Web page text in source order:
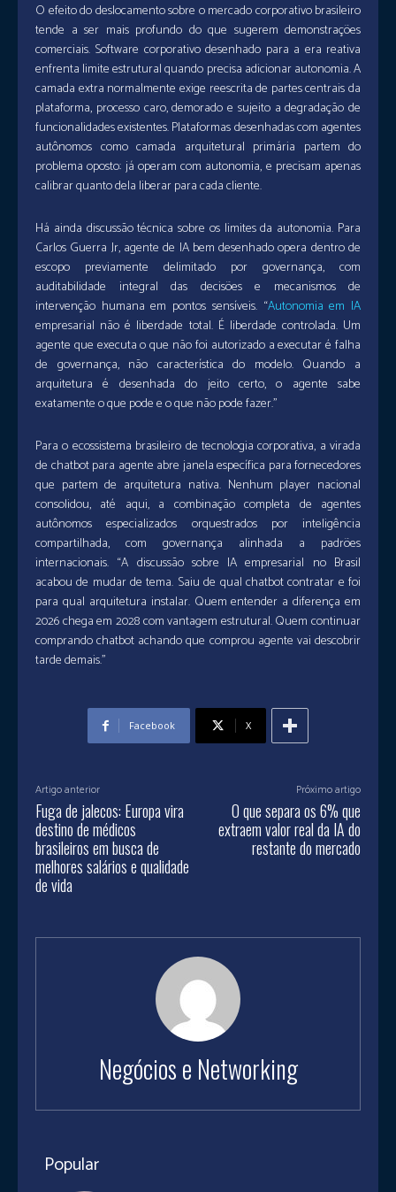
O efeito do deslocamento sobre o mercado corporativo brasileiro
tende a ser mais profundo do que sugerem demonstrações
comerciais. Software corporativo desenhado para a era reativa
enfrenta limite estrutural quando precisa adicionar autonomia. A
camada extra normalmente exige reescrita de partes centrais da
plataforma, processo caro, demorado e sujeito a degradação de
funcionalidades existentes. Plataformas desenhadas com agentes
autônomos como camada arquitetural primária partem do
problema oposto: já operam com autonomia, e precisam apenas
calibrar quanto dela liberar para cada cliente.
Há ainda discussão técnica sobre os limites da autonomia. Para
Carlos Guerra Jr, agente de IA bem desenhado opera dentro de
escopo previamente delimitado por governança, com
auditabilidade integral das decisões e mecanismos de
intervenção humana em pontos sensíveis. “Autonomia em IA
empresarial não é liberdade total. É liberdade controlada. Um
agente que executa o que não foi autorizado a executar é falha
de governança, não característica do modelo. Quando a
arquitetura é desenhada do jeito certo, o agente sabe
exatamente o que pode e o que não pode fazer.”
Para o ecossistema brasileiro de tecnologia corporativa, a virada
de chatbot para agente abre janela específica para fornecedores
que partem de arquitetura nativa. Nenhum player nacional
consolidou, até aqui, a combinação completa de agentes
autônomos especializados orquestrados por inteligência
compartilhada, com governança alinhada a padrões
internacionais. “A discussão sobre IA empresarial no Brasil
acabou de mudar de tema. Saiu de qual chatbot contratar e foi
para qual arquitetura instalar. Quem entender a diferença em
2026 chega em 2028 com vantagem estrutural. Quem continuar
comprando chatbot achando que comprou agente vai descobrir
tarde demais.”
Facebook X
Artigo anterior
Fuga de jalecos: Europa vira
destino de médicos
brasileiros em busca de
melhores salários e qualidade
de vida
Próximo artigo
O que separa os 6% que
extraem valor real da IA do
restante do mercado
Negócios e Networking
Popular